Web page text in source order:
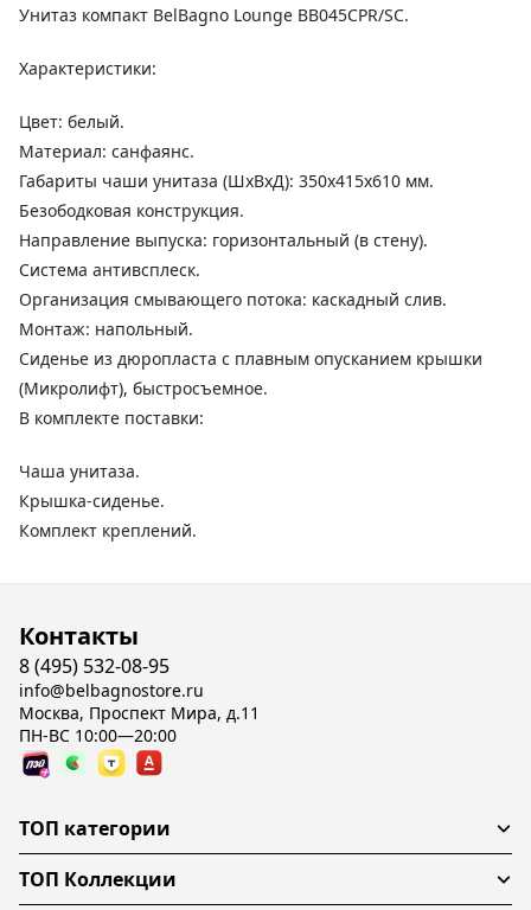
Унитаз компакт BelBagno Lounge BB045CPR/SC.
Характеристики:
Цвет: белый.
Материал: санфаянс.
Габариты чаши унитаза (ШхВхД): 350х415х610 мм.
Безободковая конструкция.
Направление выпуска: горизонтальный (в стену).
Система антивсплеск.
Организация смывающего потока: каскадный слив.
Монтаж: напольный.
Сиденье из дюропласта с плавным опусканием крышки
(Микролифт), быстросъемное.
В комплекте поставки:
Чаша унитаза.
Крышка-сиденье.
Комплект креплений.
Контакты
8 (495) 532-08-95
info@belbagnostore.ru
Москва, Проспект Мира, д.11
ПН-ВС 10:00—20:00
ТОП категории
ТОП Коллекции